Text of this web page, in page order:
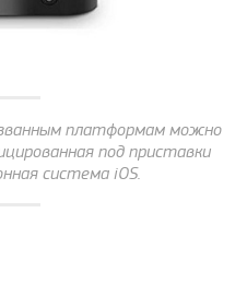
платформам можно
под приставки
система iOS.